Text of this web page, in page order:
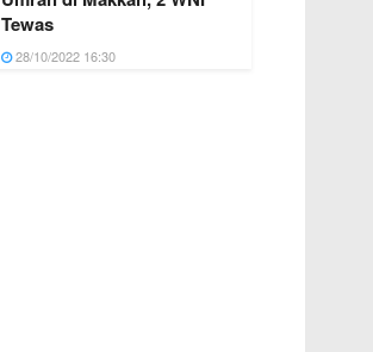
Tewas
28/10/2022 16:30